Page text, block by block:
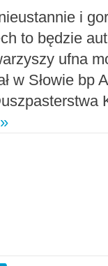
i
to będzie
ufna
w Słowie bp